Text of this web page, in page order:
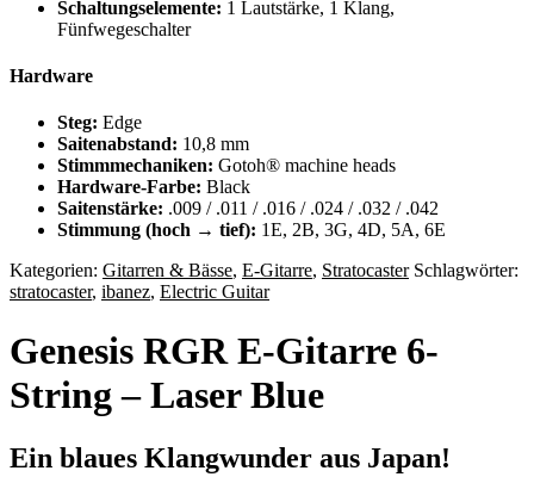
Schaltungselemente: 1 Lautstärke, 1 Klang,
Fünfwegeschalter
Hardware
Steg: Edge
Saitenabstand: 10,8 mm
Stimmmechaniken: Gotoh® machine heads
Hardware-Farbe: Black
Saitenstärke: .009 / .011 / .016 / .024 / .032 / .042
Stimmung (hoch → tief): 1E, 2B, 3G, 4D, 5A, 6E
Kategorien: Gitarren & Bässe, E-Gitarre, Stratocaster Schlagwörter:
stratocaster, ibanez, Electric Guitar
Genesis RGR E-Gitarre 6-
String – Laser Blue
Ein blaues Klangwunder aus Japan!